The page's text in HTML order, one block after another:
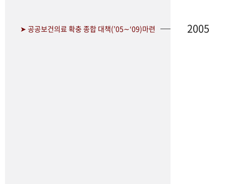
➤ 공공보건의료 확충 종합 대책(’05∼‘09)마련 2005